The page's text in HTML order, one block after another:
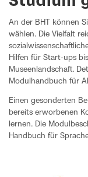
An der BHT können
wählen. Die Vielfalt
Hilfen für Start-ups
Museenlandschaft.
Modulhandbuch für
Einen gesonderten
bereits erworbenen
lernen. Die
Handbuch für